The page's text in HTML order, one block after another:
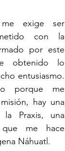
exige ser
con la
por este
obtenido lo
entusiasmo.
porque me
hay una
Praxis, una
que me hace
Náhuatl.